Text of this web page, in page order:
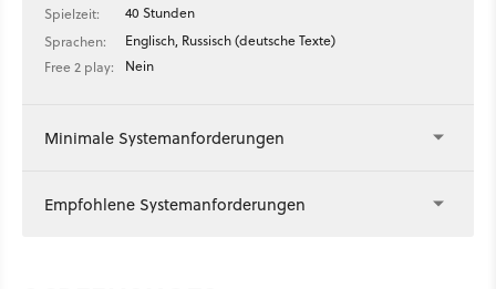
Spielzeit:
40 Stunden
Sprachen:
Englisch, Russisch (deutsche Texte)
Free 2 play:
Nein
Minimale Systemanforderungen
Empfohlene Systemanforderungen